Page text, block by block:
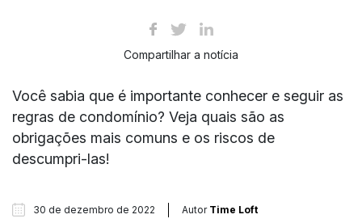
Compartilhar a notícia
Você sabia que é importante conhecer e seguir as
regras de condomínio? Veja quais são as
obrigações mais comuns e os riscos de
descumpri-las!
30 de dezembro de 2022 Autor Time Loft